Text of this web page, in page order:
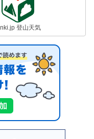
登山天気